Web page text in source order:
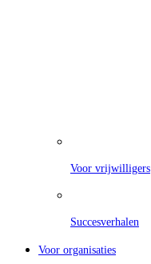
Voor vrijwilligers
Succesverhalen
Voor organisaties